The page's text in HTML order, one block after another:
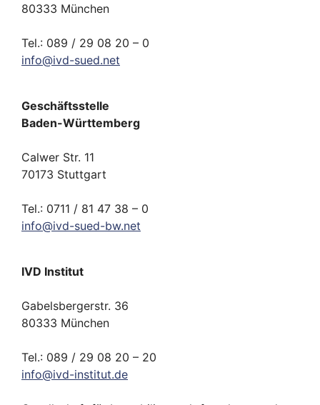
80333 München
Tel.: 089 / 29 08 20 – 0
info@ivd-sued.net
Geschäftsstelle
Baden-Württemberg
Calwer Str. 11
70173 Stuttgart
Tel.: 0711 / 81 47 38 – 0
info@ivd-sued-bw.net
IVD Institut
Gabelsbergerstr. 36
80333 München
Tel.: 089 / 29 08 20 – 20
info@ivd-institut.de